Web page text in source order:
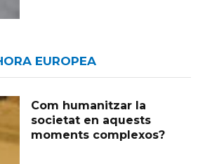
EUROPEA
Com humanitzar la
societat en aquests
moments complexos?